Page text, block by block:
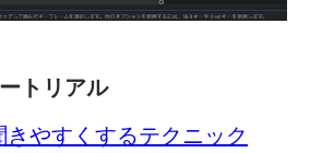
トリアル
きやすくするテクニック